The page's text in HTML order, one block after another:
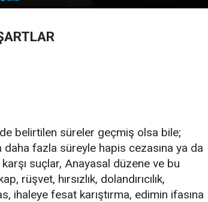
belirtilen süreler geçmiş olsa bile;
fazla süreyle hapis cezasına ya da
suçlar, Anayasal düzene ve bu
rüşvet, hırsızlık, dolandırıcılık,
ihaleye fesat karıştırma, edimin ifasına